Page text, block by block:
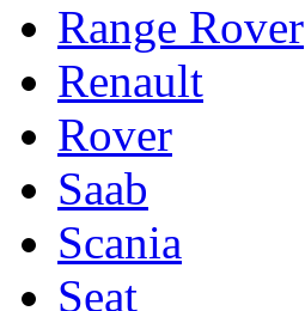
Range Rover
Renault
Rover
Saab
Scania
Seat